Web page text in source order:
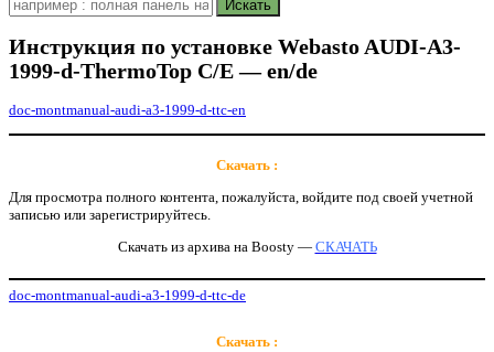
Инструкция по установке Webasto AUDI-A3-
1999-d-ThermoTop C/E — en/de
doc-montmanual-audi-a3-1999-d-ttc-en
Скачать :
Для просмотра полного контента, пожалуйста, войдите под своей учетной
записью или зарегистрируйтесь.
Скачать из архива на Boosty — СКАЧАТЬ
doc-montmanual-audi-a3-1999-d-ttc-de
Скачать :